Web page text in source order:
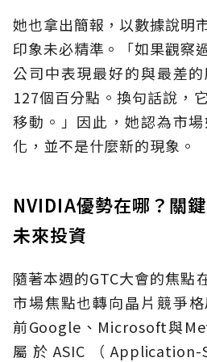
她也拿出簡報，以數據說明
印象未必精準。「如果觀察
公司中表現最好的與最差
127個百分點。換句話說，
移動。」因此，她認為市
化，並不是什麼新的現象。
NVIDIA優勢在哪？關
未來投資
隨著本週的GTC大會的焦點
市場焦點也轉向晶片競爭
前Google、Microsoft與
屬於ASIC（